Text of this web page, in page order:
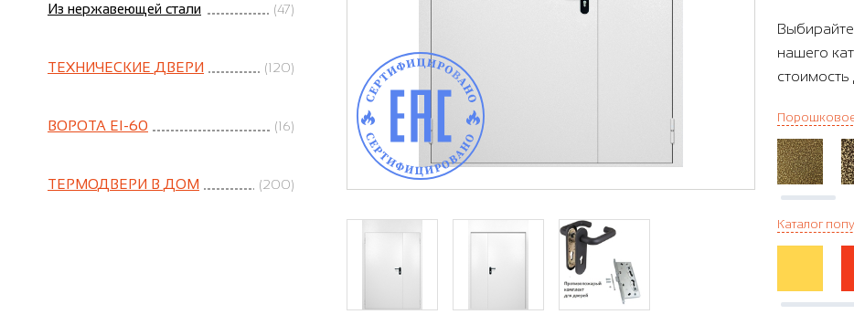
Из нержавеющей стали (47)
ТЕХНИЧЕСКИЕ ДВЕРИ (120)
ВОРОТА EI-60 (16)
ТЕРМОДВЕРИ В ДОМ (200)
нашего
стоимость
Каталог